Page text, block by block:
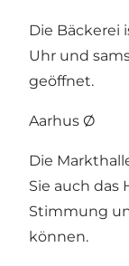
Die Bäckerei
Uhr und
geöffnet.
Aarhus Ø
Die
Sie auch das
Stimmung
können.